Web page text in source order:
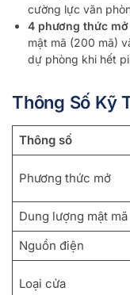
cường lực văn
4 phương thức
mật mã (200 mã)
dự phòng khi hết
Thông Số Kỹ
Thông số
Phương thức mở
Dung lượng mật mã
Nguồn điện
Loại cửa